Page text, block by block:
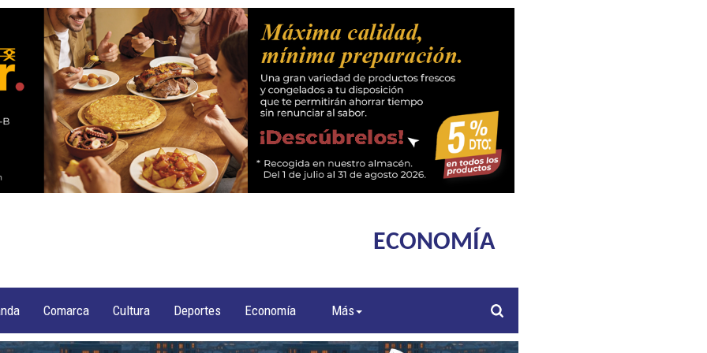
ECONOMÍA
Comarca Cultura Deportes Economía Más